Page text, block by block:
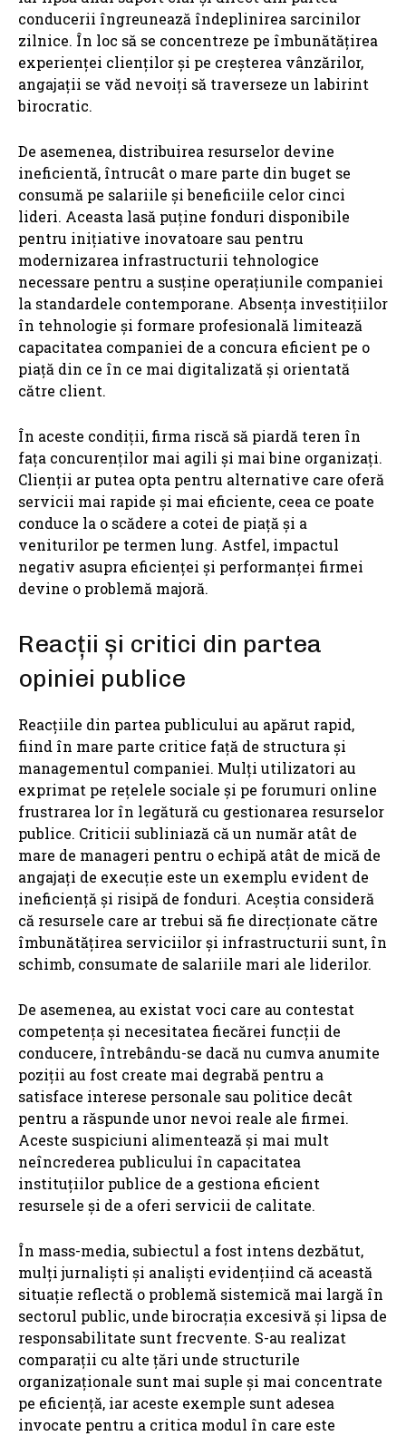
conducerii îngreunează îndeplinirea sarcinilor
zilnice. În loc să se concentreze pe îmbunătățirea
experienței clienților și pe creșterea vânzărilor,
angajații se văd nevoiți să traverseze un labirint
birocratic.
De asemenea, distribuirea resurselor devine
ineficientă, întrucât o mare parte din buget se
consumă pe salariile și beneficiile celor cinci
lideri. Aceasta lasă puține fonduri disponibile
pentru inițiative inovatoare sau pentru
modernizarea infrastructurii tehnologice
necessare pentru a susține operațiunile companiei
la standardele contemporane. Absența investițiilor
în tehnologie și formare profesională limitează
capacitatea companiei de a concura eficient pe o
piață din ce în ce mai digitalizată și orientată
către client.
În aceste condiții, firma riscă să piardă teren în
fața concurenților mai agili și mai bine organizați.
Clienții ar putea opta pentru alternative care oferă
servicii mai rapide și mai eficiente, ceea ce poate
conduce la o scădere a cotei de piață și a
veniturilor pe termen lung. Astfel, impactul
negativ asupra eficienței și performanței firmei
devine o problemă majoră.
Reacții și critici din partea
opiniei publice
Reacțiile din partea publicului au apărut rapid,
fiind în mare parte critice față de structura și
managementul companiei. Mulți utilizatori au
exprimat pe rețelele sociale și pe forumuri online
frustrarea lor în legătură cu gestionarea resurselor
publice. Criticii subliniază că un număr atât de
mare de manageri pentru o echipă atât de mică de
angajați de execuție este un exemplu evident de
ineficiență și risipă de fonduri. Aceștia consideră
că resursele care ar trebui să fie direcționate către
îmbunătățirea serviciilor și infrastructurii sunt, în
schimb, consumate de salariile mari ale liderilor.
De asemenea, au existat voci care au contestat
competența și necesitatea fiecărei funcții de
conducere, întrebându-se dacă nu cumva anumite
poziții au fost create mai degrabă pentru a
satisface interese personale sau politice decât
pentru a răspunde unor nevoi reale ale firmei.
Aceste suspiciuni alimentează și mai mult
neîncrederea publicului în capacitatea
instituțiilor publice de a gestiona eficient
resursele și de a oferi servicii de calitate.
În mass-media, subiectul a fost intens dezbătut,
mulți jurnaliști și analiști evidențiind că această
situație reflectă o problemă sistemică mai largă în
sectorul public, unde birocrația excesivă și lipsa de
responsabilitate sunt frecvente. S-au realizat
comparații cu alte țări unde structurile
organizaționale sunt mai suple și mai concentrate
pe eficiență, iar aceste exemple sunt adesea
invocate pentru a critica modul în care este